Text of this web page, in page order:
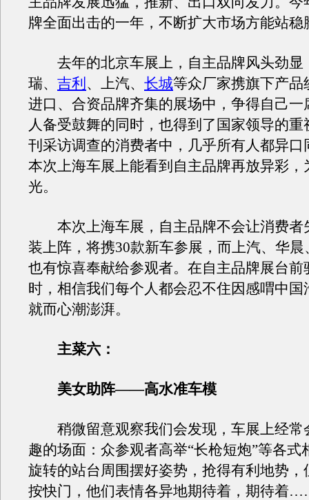
牌全面出击的一年，不断扩大市场方能站稳
去年的北京车展上，自主品牌风头劲显
瑞、 吉利 、上汽、 长城等众厂家携旗下产品
进口、合资品牌齐集的展场中，争得自己一
人备受鼓舞的同时，也得到了国家领导的重
刊采访调查的消费者中，几乎所有人都异口
本次上海车展上能看到自主品牌再放异彩，
光。
本次上海车展，自主品牌不会让消费者
装上阵，将携30款新车参展，而上汽、华晨
也有惊喜奉献给参观者。在自主品牌展台前
时，相信我们每个人都会忍不住因感喟中国
就而心潮澎湃。
主菜六：
美女助阵——高水准车模
稍微留意观察我们会发现，车展上经常
趣的场面：众参观者高举“长枪短炮”等各式
旋转的站台周围摆好姿势，抢得有利地势，
按快门，他们表情各异地期待着，期待着